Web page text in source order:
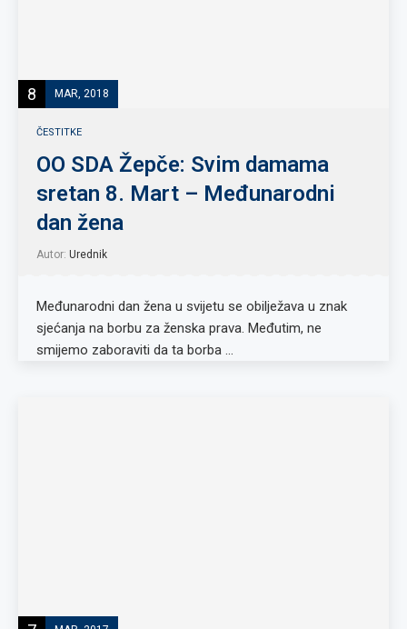
8 MAR, 2018
ČESTITKE
OO SDA Žepče: Svim damama
sretan 8. Mart – Međunarodni
dan žena
Autor: Urednik
Međunarodni dan žena u svijetu se obilježava u znak
sjećanja na borbu za ženska prava. Međutim, ne
smijemo zaboraviti da ta borba …